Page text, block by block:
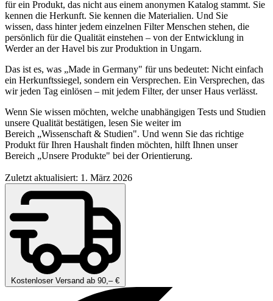
für ein Produkt, das nicht aus einem anonymen Katalog stammt. Sie
kennen die Herkunft. Sie kennen die Materialien. Und Sie
wissen, dass hinter jedem einzelnen Filter Menschen stehen, die
persönlich für die Qualität einstehen – von der Entwicklung in
Werder an der Havel bis zur Produktion in Ungarn.
Das ist es, was „Made in Germany" für uns bedeutet: Nicht einfach
ein Herkunftssiegel, sondern ein Versprechen. Ein Versprechen, das
wir jeden Tag einlösen – mit jedem Filter, der unser Haus verlässt.
Wenn Sie wissen möchten, welche unabhängigen Tests und Studien
unsere Qualität bestätigen, lesen Sie weiter im
Bereich „Wissenschaft & Studien". Und wenn Sie das richtige
Produkt für Ihren Haushalt finden möchten, hilft Ihnen unser
Bereich „Unsere Produkte" bei der Orientierung.
Zuletzt aktualisiert: 1. März 2026
Kostenloser Versand ab 90,– €